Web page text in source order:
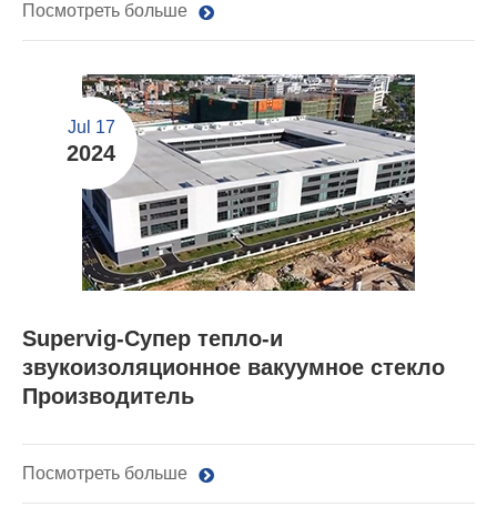
Посмотреть больше
Jul 17
2024
Supervig-Супер тепло-и
звукоизоляционное вакуумное стекло
Производитель
Посмотреть больше